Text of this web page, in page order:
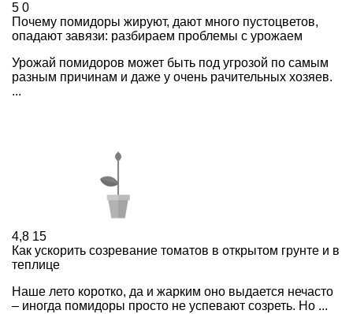
5 0
Почему помидоры жируют, дают много пустоцветов,
опадают завязи: разбираем проблемы с урожаем
Урожай помидоров может быть под угрозой по самым
разным причинам и даже у очень рачительных хозяев.
...
4,8 15
Как ускорить созревание томатов в открытом грунте и в
теплице
Наше лето коротко, да и жарким оно выдается нечасто
– иногда помидоры просто не успевают созреть. Но ...